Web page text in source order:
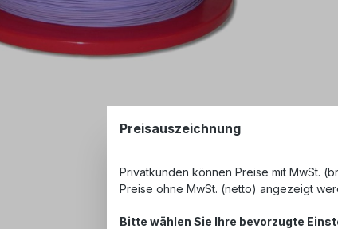
Preisauszeichnung
Privatkunden können Preise mit MwSt.
Preise ohne MwSt. (netto) angezeigt
Bitte wählen Sie Ihre bevorzugte